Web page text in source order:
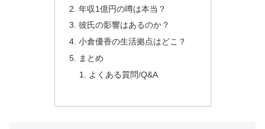
年収1億円の噂は本当？
彼氏の影響はあるのか？
小倉優香の生活拠点はどこ？
まとめ
よくある質問/Q&A